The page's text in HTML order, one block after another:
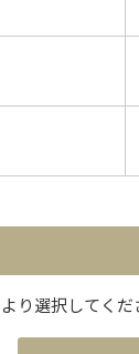
り選択してくだ